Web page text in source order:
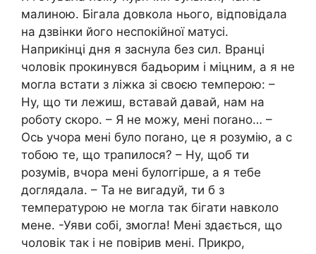
малиною. Бігала довкола нього, відповідала
на дзвінки його неспокійної матусі.
Наприкінці дня я заснула без сил. Вранці
чоловік прокинувся бадьорим і міцним, а я не
могла встати з ліжка зі своєю темперою: –
Ну, що ти лежиш, вставай давай, нам на
роботу скоро. – Я не можу, мені поrано… –
Ось учора мені було пorано, це я розумію, а с
тобою те, що трапилося? – Ну, щоб ти
розумів, вчора мені булоrгірше, а я тебе
доглядала. – Та не вигадуй, ти б з
температурою не могла так бігати навколо
мене. -Уяви собі, змогла! Мені здається, що
чоловік так і не повірив мені. Прикро,